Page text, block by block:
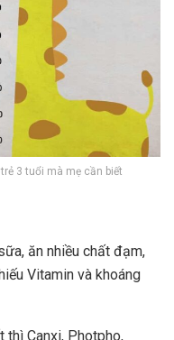
3 tuổi mà mẹ cần biết
ăn nhiều chất đạm,
Vitamin và khoáng
thì Canxi, Photpho,